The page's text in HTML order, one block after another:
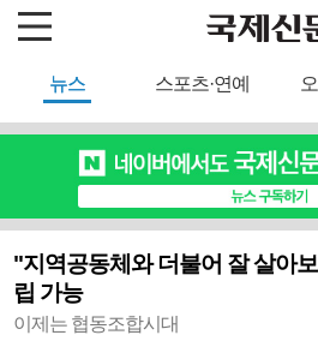
뉴스 스포츠·연예
"지역공동체와 더불어 잘 살아
립 가능
이제는 협동조합시대